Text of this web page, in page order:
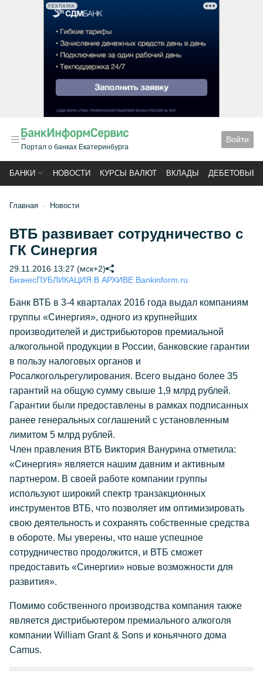
РЕКЛАМА
Портал о банках Екатеринбурга
Войти
БАНКИ НОВОСТИ КУРСЫ ВАЛЮТ ВКЛАДЫ ДЕБЕТОВЫЕ
Главная Новости
ВТБ развивает сотрудничество с
ГК Синергия
29.11.2016 13:27 (мск+2)
БизнесПУБЛИКАЦИЯ В АРХИВЕ Bankinform.ru
Банк ВТБ в 3-4 кварталах 2016 года выдал компаниям
группы «Синергия», одного из крупнейших
производителей и дистрибьюторов премиальной
алкогольной продукции в России, банковские гарантии
в пользу налоговых органов и
Росалкогольрегулирования. Всего выдано более 35
гарантий на общую сумму свыше 1,9 млрд рублей.
Гарантии были предоставлены в рамках подписанных
ранее генеральных соглашений с установленным
лимитом 5 млрд рублей.
Член правления ВТБ Виктория Ванурина отметила:
«Синергия» является нашим давним и активным
партнером. В своей работе компании группы
используют широкий спектр транзакционных
инструментов ВТБ, что позволяет им оптимизировать
свою деятельность и сохранять собственные средства
в обороте. Мы уверены, что наше успешное
сотрудничество продолжится, и ВТБ сможет
предоставить «Синергии» новые возможности для
развития».
Помимо собственного производства компания также
является дистрибьютером премиального алкоголя
компании William Grant & Sons и коньячного дома
Camus.